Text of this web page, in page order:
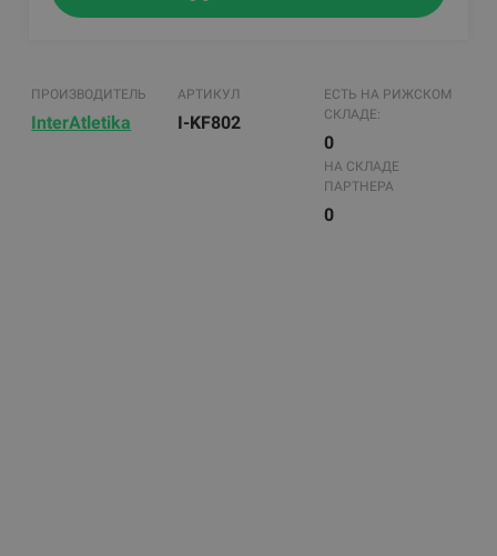
ПРОИЗВОДИТЕЛЬ
InterAtletika
АРТИКУЛ
I-KF802
ЕСТЬ НА РИЖСКОМ
СКЛАДЕ:
0
НА СКЛАДЕ
ПАРТНЕРА
0